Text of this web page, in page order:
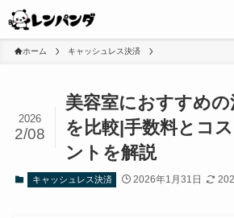
ホーム キャッシュレス決済
美容室におすすめ
を比較|手数料とコ
ントを解説
2026
2/08
キャッシュレス決済 2026年1月31日